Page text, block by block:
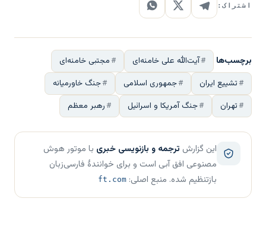
اشتراک:
برچسب‌ها آیت‌الله علی خامنه‌ای
مجتبی خامنه‌ای
تشییع ایران
جمهوری اسلامی
جنگ خاورمیانه
تهران
جنگ آمریکا و اسرائیل رهبر معظم
این گزارش ترجمه و بازنویسی خبری با موتور هوش
مصنوعی افق آبی است و برای خوانندهٔ فارسی‌زبان
بازتنظیم شده. منبع اصلی: ft.com